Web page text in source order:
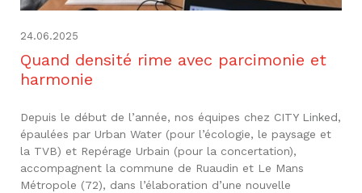
24.06.2025
Quand densité rime avec parcimonie et
harmonie
Depuis le début de l’année, nos équipes chez CITY Linked,
épaulées par Urban Water (pour l’écologie, le paysage et
la TVB) et Repérage Urbain (pour la concertation),
accompagnent la commune de Ruaudin et Le Mans
Métropole (72), dans l’élaboration d’une nouvelle